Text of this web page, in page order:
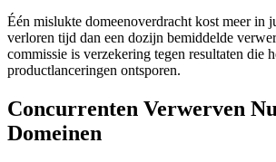
Één mislukte domeenoverdracht kost meer in
verloren tijd dan een dozijn bemiddelde
commissie is verzekering tegen resultaten die
productlanceringen ontsporen.
Concurrenten Verwerven
Domeinen